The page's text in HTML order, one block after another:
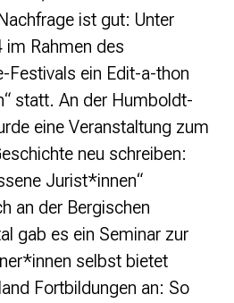
ist gut: Unter
Rahmen des
Festivals ein Edit-a-thon
statt. An der Humboldt-
eine Veranstaltung zum
neu schreiben:
Jurist*innen“
an der Bergischen
gab es ein Seminar zur
selbst bietet
Fortbildungen an: So